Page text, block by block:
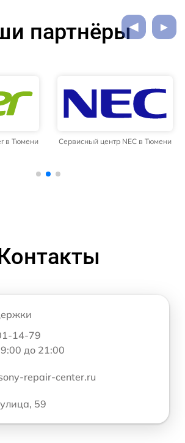
партнёры
в Тюмени Сервисный центр NEC в Тюмени
14-79
до 21:00
repair-center.ru
59